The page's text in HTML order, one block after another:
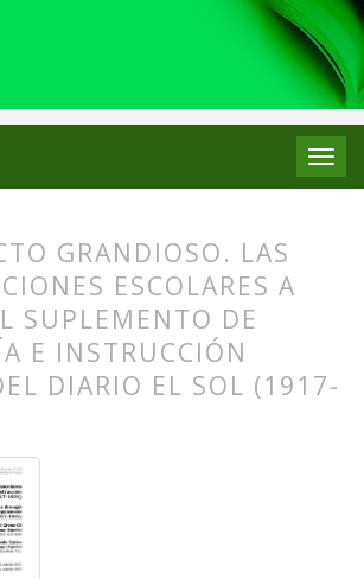
GRANDIOSO. LAS
ESCOLARES A
SUPLEMENTO DE
E INSTRUCCIÓN
DIARIO EL SOL (1917-